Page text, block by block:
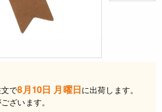
で8月10日 月曜日に出荷します。
ざいます。